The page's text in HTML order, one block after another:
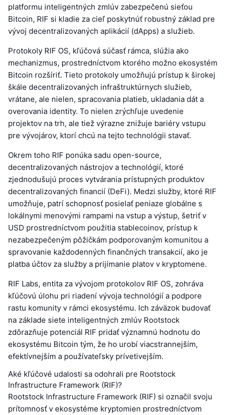
platformu inteligentných zmlúv zabezpečenú sieťou
Bitcoin, RIF si kladie za cieľ poskytnúť robustný základ pre
vývoj decentralizovaných aplikácií (dApps) a služieb.
Protokoly RIF OS, kľúčová súčasť rámca, slúžia ako
mechanizmus, prostredníctvom ktorého možno ekosystém
Bitcoin rozšíriť. Tieto protokoly umožňujú prístup k širokej
škále decentralizovaných infraštruktúrnych služieb,
vrátane, ale nielen, spracovania platieb, ukladania dát a
overovania identity. To nielen zrýchľuje uvedenie
projektov na trh, ale tiež výrazne znižuje bariéry vstupu
pre vývojárov, ktorí chcú na tejto technológii stavať.
Okrem toho RIF ponúka sadu open-source,
decentralizovaných nástrojov a technológií, ktoré
zjednodušujú proces vytvárania prístupných produktov
decentralizovaných financií (DeFi). Medzi služby, ktoré RIF
umožňuje, patrí schopnosť posielať peniaze globálne s
lokálnymi menovými rampami na vstup a výstup, šetriť v
USD prostredníctvom použitia stablecoinov, prístup k
nezabezpečeným pôžičkám podporovaným komunitou a
spravovanie každodenných finančných transakcií, ako je
platba účtov za služby a prijímanie platov v kryptomene.
RIF Labs, entita za vývojom protokolov RIF OS, zohráva
kľúčovú úlohu pri riadení vývoja technológií a podpore
rastu komunity v rámci ekosystému. Ich záväzok budovať
na základe siete inteligentných zmlúv Rootstock
zdôrazňuje potenciál RIF pridať významnú hodnotu do
ekosystému Bitcoin tým, že ho urobí viacstrannejším,
efektívnejším a používateľsky prívetivejším.
Aké kľúčové udalosti sa odohrali pre Rootstock
Infrastructure Framework (RIF)?
Rootstock Infrastructure Framework (RIF) si označil svoju
prítomnosť v ekosystéme kryptomien prostredníctvom